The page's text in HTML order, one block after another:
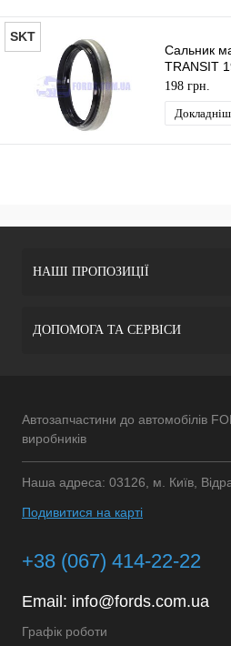
SKT
Сальник
TRANSIT
SKT
198 грн.
НАШІ ПРОПОЗИЦІЇ
ДОПОМОГА ТА СЕРВІСИ
Автозапчастини до автомобілів
виробників
Наша адреса: 03126, м. Київ,
Подивитися на карті
+38 (067) 414-22-22
Email: info@fords.com.ua
Графік роботи